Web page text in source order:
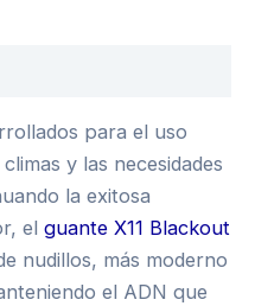
para el uso
y las necesidades
la exitosa
el guante X11 Blackout
nudillos, más moderno
el ADN que